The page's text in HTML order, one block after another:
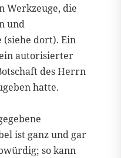
Werkzeuge, die
und
dort). Ein
autorisierter
des Herrn
hatte.
ist ganz und gar
so kann